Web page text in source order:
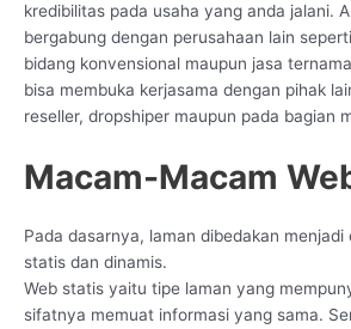
kredibilitas pada usaha yang anda jalani.
bergabung dengan perusahaan lain
bidang konvensional maupun jasa
bisa membuka kerjasama dengan pihak
reseller, dropshiper maupun pada bagian
Macam-Macam
Pada dasarnya, laman dibedakan
statis dan dinamis.
Web statis yaitu tipe laman yang
sifatnya memuat informasi yang sama.